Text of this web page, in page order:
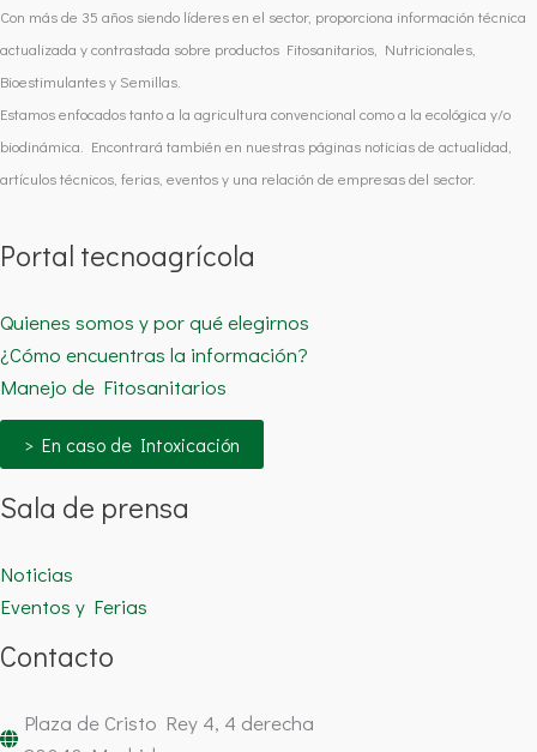
Con más de 35 años siendo líderes en el sector, proporciona información técnica
actualizada y contrastada sobre productos Fitosanitarios, Nutricionales,
Bioestimulantes y Semillas.
Estamos enfocados tanto a la agricultura convencional como a la ecológica y/o
biodinámica. Encontrará también en nuestras páginas noticias de actualidad,
artículos técnicos, ferias, eventos y una relación de empresas del sector.
Portal tecnoagrícola
Quienes somos y por qué elegirnos
¿Cómo encuentras la información?
Manejo de Fitosanitarios
> En caso de Intoxicación
Sala de prensa
Noticias
Eventos y Ferias
Contacto
Plaza de Cristo Rey 4, 4 derecha